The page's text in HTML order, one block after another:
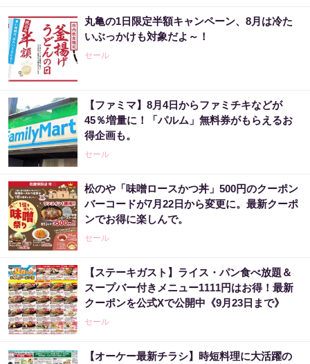
丸亀の1日限定半額キャンペーン、8月は冷た
いぶっかけも対象だよ～！
セール
【ファミマ】8月4日からファミチキなどが
45％増量に！「パルム」無料券がもらえるお
得企画も。
セール
松のや「味噌ロースかつ丼」500円のクーポン
バーコードが7月22日から変更に。最新クーポ
ンでお得に楽しんで。
セール
【ステーキガスト】ライス・パン食べ放題＆
スープバー付きメニュー1111円はお得！最新
クーポンを公式Xで公開中《9月23日まで》
セール
【オーケー最新チラシ】時短料理に大活躍の